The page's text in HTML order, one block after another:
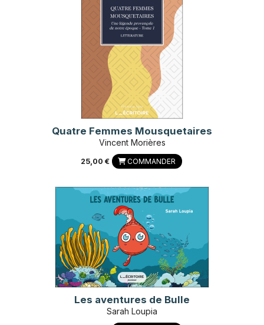
Quatre Femmes Mousquetaires
Vincent Morières
25,00 € COMMANDER
Les aventures de Bulle
Sarah Loupia